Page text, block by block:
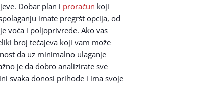
Dobar plan i proračun koji
imate pregršt opcija, od
voća i poljoprivrede. Ako vas
broj tečajeva koji vam može
da uz minimalno ulaganje
je da dobro analizirate sve
svaka donosi prihode i ima svoje